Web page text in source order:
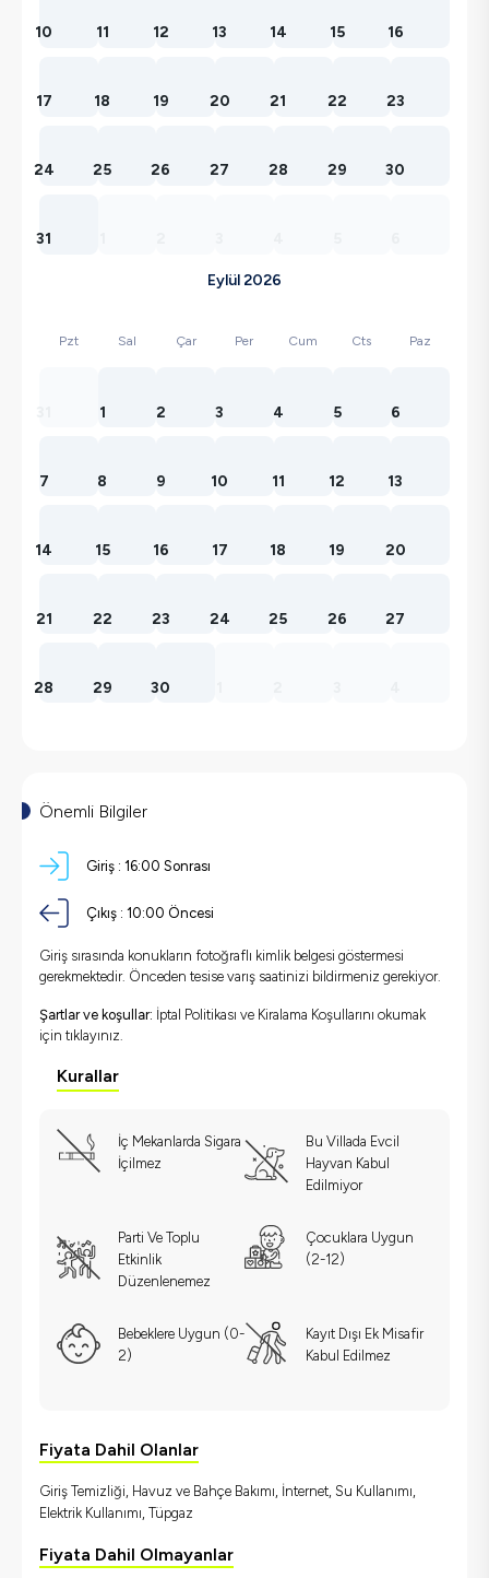
10 11 12 13 14 15 16
17 18 19 20 21 22 23
24 25 26 27 28 29 30
31
Eylül 2026
Pzt Sal Çar Per Cum Cts Paz
1 2 3 4 5 6
7 8 9 10 11 12 13
14 15 16 17 18 19 20
21 22 23 24 25 26 27
28 29 30
Önemli Bilgiler
Giriş : 16:00 Sonrası
Çıkış : 10:00 Öncesi
Giriş sırasında konukların fotoğraflı kimlik belgesi göstermesi
gerekmektedir. Önceden tesise varış saatinizi bildirmeniz gerekiyor.
Şartlar ve koşullar: İptal Politikası ve Kiralama Koşullarını okumak
için tıklayınız.
Kurallar
İç Mekanlarda Sigara
İçilmez
Bu Villada Evcil
Hayvan Kabul
Edilmiyor
Parti Ve Toplu
Etkinlik
Düzenlenemez
Çocuklara Uygun
(2-12)
Bebeklere Uygun (0-
2)
Kayıt Dışı Ek Misafir
Kabul Edilmez
Fiyata Dahil Olanlar
Giriş Temizliği, Havuz ve Bahçe Bakımı, İnternet, Su Kullanımı,
Elektrik Kullanımı, Tüpgaz
Fiyata Dahil Olmayanlar